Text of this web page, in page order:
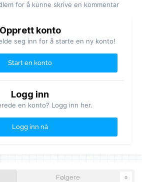
for å kunne skrive en kommentar
Opprett konto
seg inn for å starte en ny konto!
Start en konto
Logg inn
en konto? Logg inn her.
Logg inn nå
Følgere 0